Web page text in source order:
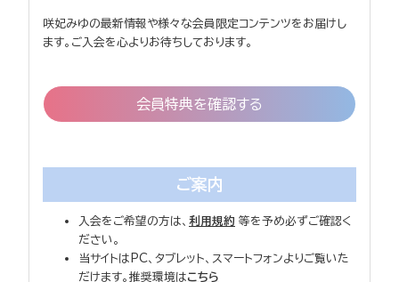
咲妃みゆの最新情報や様々な会員限定コンテンツをお届けし
ます。ご入会を心よりお待ちしております。
会員特典を確認する
ご案内
入会をご希望の方は、 利用規約 等を予め必ずご確認く
ださい。
当サイトはPC、タブレット、スマートフォンよりご覧いた
だけます。推奨環境はこちら